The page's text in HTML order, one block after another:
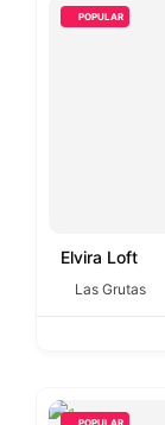
POPULAR
Elvira Loft
Las Grutas
POPULAR